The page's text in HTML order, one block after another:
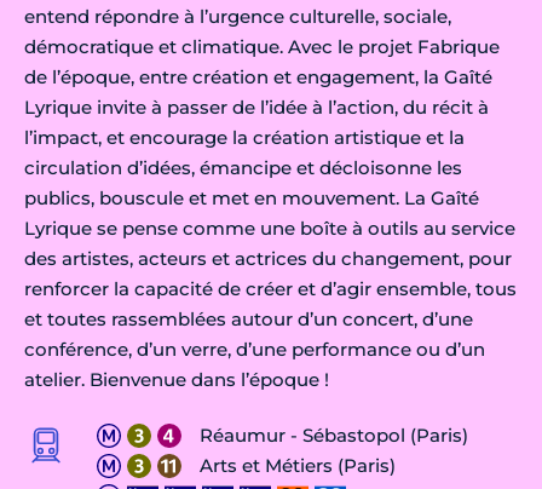
entend répondre à l’urgence culturelle, sociale,
démocratique et climatique. Avec le projet Fabrique
de l’époque, entre création et engagement, la Gaîté
Lyrique invite à passer de l’idée à l’action, du récit à
l’impact, et encourage la création artistique et la
circulation d’idées, émancipe et décloisonne les
publics, bouscule et met en mouvement. La Gaîté
Lyrique se pense comme une boîte à outils au service
des artistes, acteurs et actrices du changement, pour
renforcer la capacité de créer et d’agir ensemble, tous
et toutes rassemblées autour d’un concert, d’une
conférence, d’un verre, d’une performance ou d’un
atelier. Bienvenue dans l’époque !
Réaumur - Sébastopol (Paris)
Arts et Métiers (Paris)